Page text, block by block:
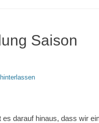
Saison
darauf hinaus, dass wir